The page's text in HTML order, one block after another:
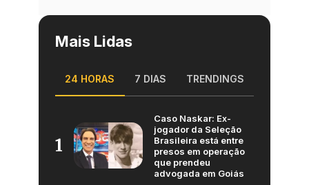
Mais Lidas
24 HORAS 7 DIAS TRENDINGS
1
Caso Naskar: Ex-
jogador da Seleção
Brasileira está entre
presos em operação
que prendeu
advogada em Goiás